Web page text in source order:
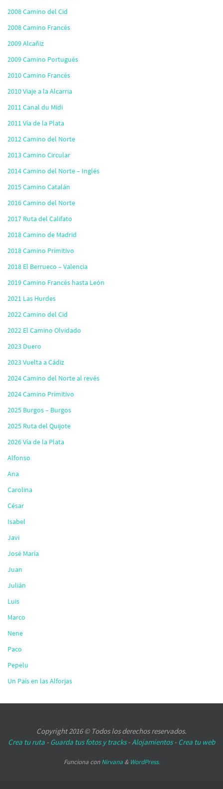
2008 Camino del Cid
2008 Camino Francés
2009 Alcañiz
2009 Camino Portugués
2010 Camino Francés
2010 Viaje a la Alcarria
2011 Canal du Midi
2011 Vía de la Plata
2012 Camino del Norte
2013 Camino Circular
2014 Camino del Norte – Inglés
2015 Camino Catalán
2016 Camino del Norte
2017 Ruta del Califato
2018 Camino de Madrid
2018 Camino Primitivo
2018 El Berrueco – Valencia
2019 Camino Francés hasta León
2021 Las Hurdes
2022 Camino del Cid
2022 El Camino Olvidado
2023 Duero
2023 Vuelta a Cádiz
2024 Camino del Norte al revés
2024 Camino Primitivo
2025 Burgos – Burgos
2025 Ruta del Quijote
2026 Vía de la Plata
Alfonso
Ana
Carolina
César
Isabel
Javi
José María
Juan
Julián
Luis
Marco
Nene
Paco
Pepelu
Un País en las Alforjas
Copyright 2016 © Todos los derechos reservados.
Crea tu ruta - Guarda tus fotos y tracks- Alojamientos- Crea tu web
Funciona con Nirvana& WordPress.